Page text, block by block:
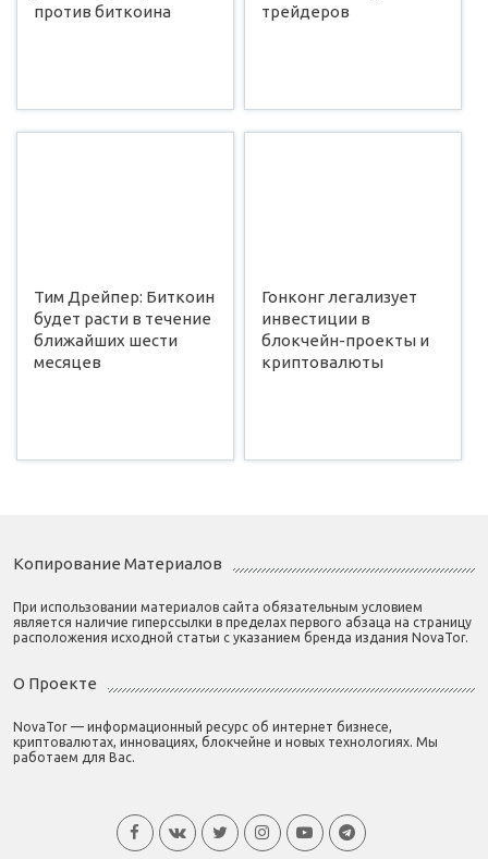
против биткоина
трейдеров
Тим Дрейпер: Биткоин
будет расти в течение
ближайших шести
месяцев
Гонконг легализует
инвестиции в
блокчейн-проекты и
криптовалюты
Копирование Материалов
При использовании материалов сайта обязательным условием
является наличие гиперссылки в пределах первого абзаца на страницу
расположения исходной статьи с указанием бренда издания NovaTor.
О Проекте
NovaTor — информационный ресурс об интернет бизнесе,
криптовалютах, инновациях, блокчейне и новых технологиях. Мы
работаем для Вас.